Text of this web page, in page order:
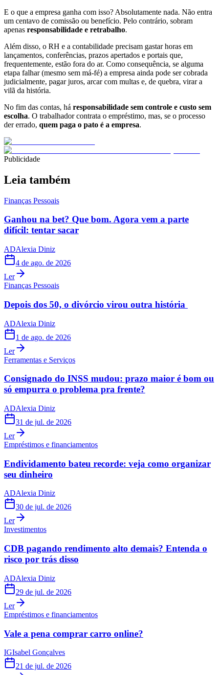
E o que a empresa ganha com isso? Absolutamente nada. Não entra
um centavo de comissão ou benefício. Pelo contrário, sobram
apenas responsabilidade e retrabalho.
Além disso, o RH e a contabilidade precisam gastar horas em
lançamentos, conferências, prazos apertados e portais que,
frequentemente, estão fora do ar. Como consequência, se alguma
etapa falhar (mesmo sem má-fé) a empresa ainda pode ser cobrada
judicialmente, pagar juros, arcar com multas e, de quebra, virar a
vilã da história.
No fim das contas, há responsabilidade sem controle e custo sem
escolha. O trabalhador contrata o empréstimo, mas, se o processo
der errado, quem paga o pato é a empresa.
Publicidade
Leia também
Finanças Pessoais
Ganhou na bet? Que bom. Agora vem a parte
difícil: tentar sacar
ADAlexia Diniz
4 de ago. de 2026
Ler
Finanças Pessoais
Depois dos 50, o divórcio virou outra história
ADAlexia Diniz
1 de ago. de 2026
Ler
Ferramentas e Serviços
Consignado do INSS mudou: prazo maior é bom ou
só empurra o problema pra frente?
ADAlexia Diniz
31 de jul. de 2026
Ler
Empréstimos e financiamentos
Endividamento bateu recorde: veja como organizar
seu dinheiro
ADAlexia Diniz
30 de jul. de 2026
Ler
Investimentos
CDB pagando rendimento alto demais? Entenda o
risco por trás disso
ADAlexia Diniz
29 de jul. de 2026
Ler
Empréstimos e financiamentos
Vale a pena comprar carro online?
IGIsabel Gonçalves
21 de jul. de 2026